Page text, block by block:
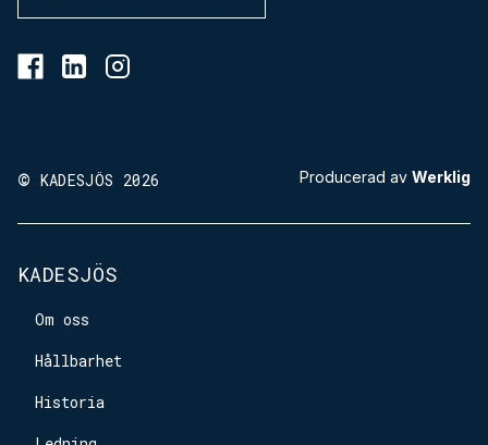
BESÖK KADESJÖS PÅ FACEBOOK
BESÖK KADESJÖS PÅ LINKEDIN
BESÖK KADESJÖS PÅ INSTAGRAM
© KADESJÖS 2026 Producerad av Werklig
KADESJÖS
Om oss
Hållbarhet
Historia